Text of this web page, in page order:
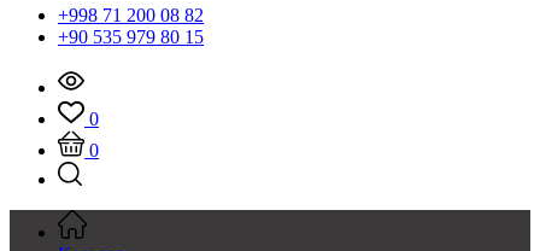
+998 71 200 08 82
+90 535 979 80 15
0
0